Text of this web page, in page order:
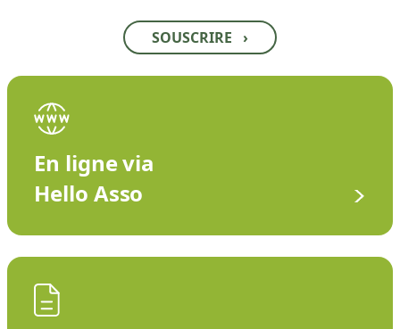
SOUSCRIRE ›
En ligne via
Hello Asso